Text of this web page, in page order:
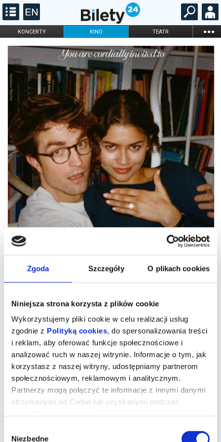
Zgoda Szczegóły O plikach cookies
Niniejsza strona korzysta z plików cookie
Wykorzystujemy pliki cookie w celu realizacji usług
zgodnie z Polityką cookies, do spersonalizowania treści
i reklam, aby oferować funkcje społecznościowe i
analizować ruch w naszej witrynie. Informacje o tym, jak
korzystasz z naszej witryny, udostępniamy partnerom
społecznościowym, reklamowym i analitycznym.
Partnerzy mogą połączyć te informacje z innymi danymi
otrzymanymi od Ciebie lub uzyskanymi podczas
Niezbędne
KONCERTY KINO TEATR ...
FILHARMONIA OPERA I BALET
STAND-UP
DLA DZIECI
ONLINE KARNETY
Drama
Pozornie idealna para przechodzi kryzys, gdy na kilka dni przed
ślubem na jaw wychodzą skrywane tajemnice.
ROBERT PATTINSON i ZENDAYA jako narzeczeni, którzy tuż przed
Niezwykle odświeżające spojrzenie na gatunek, którzy wszyscy